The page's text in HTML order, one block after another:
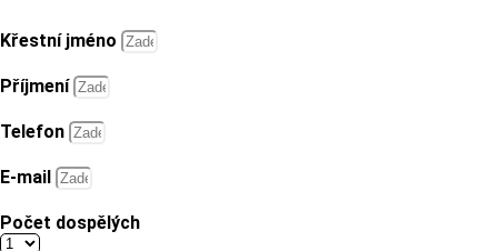
Křestní jméno
Příjmení
Telefon
E-mail
Počet dospělých